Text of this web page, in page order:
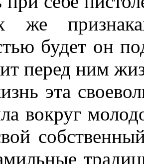
же
будет он
перед ним
эта
вокруг